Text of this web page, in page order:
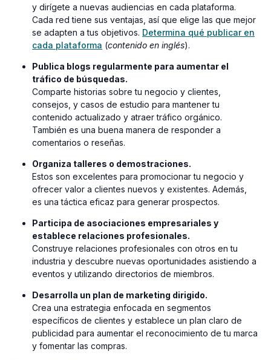
y dirígete a nuevas audiencias en cada plataforma.
Cada red tiene sus ventajas, así que elige las que mejor
se adapten a tus objetivos. Determina qué publicar en
cada plataforma (opens
a
new
window)
(contenido en inglés).
Publica blogs regularmente para aumentar el
tráfico de búsquedas.
Comparte historias sobre tu negocio y clientes,
consejos, y casos de estudio para mantener tu
contenido actualizado y atraer tráfico orgánico.
También es una buena manera de responder a
comentarios o reseñas.
Organiza talleres o demostraciones.
Estos son excelentes para promocionar tu negocio y
ofrecer valor a clientes nuevos y existentes. Además,
es una táctica eficaz para generar prospectos.
Participa de asociaciones empresariales y
establece relaciones profesionales.
Construye relaciones profesionales con otros en tu
industria y descubre nuevas oportunidades asistiendo a
eventos y utilizando directorios de miembros.
Desarrolla un plan de marketing dirigido.
Crea una estrategia enfocada en segmentos
específicos de clientes y establece un plan claro de
publicidad para aumentar el reconocimiento de tu marca
y fomentar las compras.